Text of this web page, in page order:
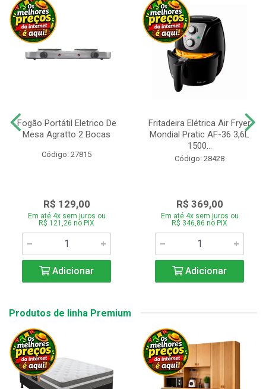
Fogão Portátil Eletrico De
Mesa Agratto 2 Bocas
Código: 27815
R$ 129,00
Em até 4x sem juros ou
R$ 121,26 no PIX
Adicionar
Fritadeira Elétrica Air Fryer
Mondial Pratic AF-36 3,6L
1500...
Código: 28428
R$ 369,00
Em até 4x sem juros ou
R$ 346,86 no PIX
Adicionar
Produtos de linha Premium